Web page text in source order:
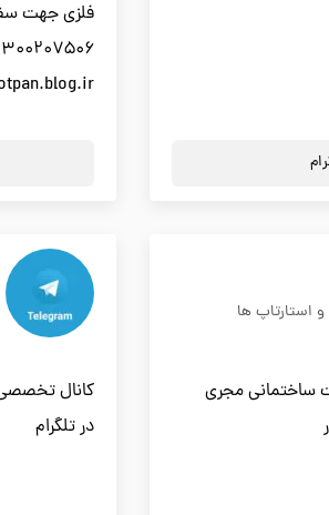
استارتاپ ها
ساختمانی مجری
کانال
در تلگرام